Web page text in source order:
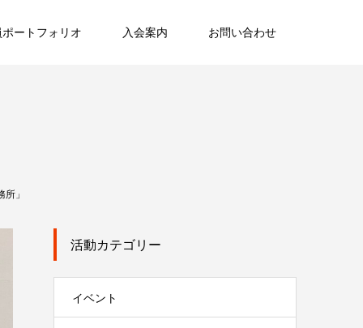
ートフォリオ 入会案内 お問い合わせ
」
活動カテゴリー
イベント